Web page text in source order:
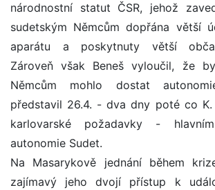
národnostní statut ČSR, jehož
sudetským Němcům dopřána větší
aparátu a poskytnuty větší
Zároveň však Beneš vyloučil, že
Němcům mohlo dostat
představil 26.4. - dva dny poté co K.
karlovarské požadavky -
autonomie Sudet.
Na Masarykově jednání během
zajímavý jeho dvojí přístup k